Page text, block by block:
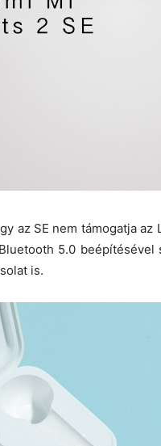
az SE nem támogatja az
5.0
is.